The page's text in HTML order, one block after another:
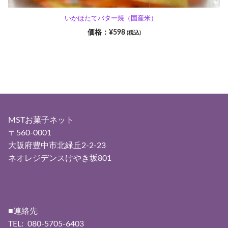
いかほたてバター焼（国産米）
¥598 (税込)
MSTお菓子ネット
〒560-0001
大阪府豊中市北緑丘2-2-23
ネオレジデンスけやき坂801
■連絡先
TEL: 080-5705-6403